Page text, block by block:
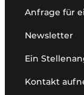
Anfrage für
Newsletter
Ein
Kontakt